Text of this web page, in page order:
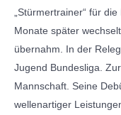
„Stürmertrainer“ für
Monate später
übernahm. In der
Jugend Bundesliga.
Mannschaft. Seine
wellenartiger